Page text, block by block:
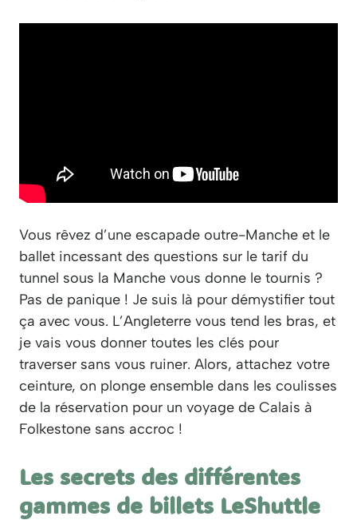
Vous rêvez d’une escapade outre-Manche et le
ballet incessant des questions sur le tarif du
tunnel sous la Manche vous donne le tournis ?
Pas de panique ! Je suis là pour démystifier tout
ça avec vous. L’Angleterre vous tend les bras, et
je vais vous donner toutes les clés pour
traverser sans vous ruiner. Alors, attachez votre
ceinture, on plonge ensemble dans les coulisses
de la réservation pour un voyage de Calais à
Folkestone sans accroc !
Les secrets des différentes
gammes de billets LeShuttle